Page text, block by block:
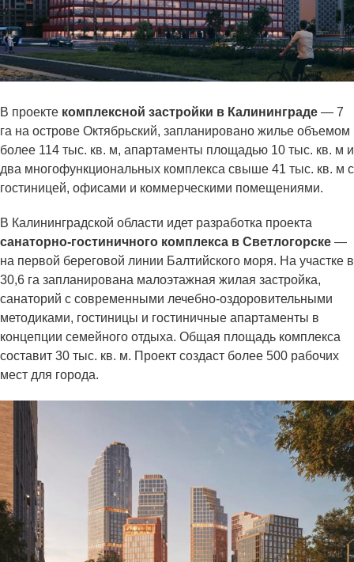
В проекте комплексной застройки в Калининграде — 7
га на острове Октябрьский, запланировано жилье объемом
более 114 тыс. кв. м, апартаменты площадью 10 тыс. кв. м и
два многофункциональных комплекса свыше 41 тыс. кв. м с
гостиницей, офисами и коммерческими помещениями.
В Калининградской области идет разработка проекта
санаторно-гостиничного комплекса в Светлогорске —
на первой береговой линии Балтийского моря. На участке в
30,6 га запланирована малоэтажная жилая застройка,
санаторий с современными лечебно-оздоровительными
методиками, гостиницы и гостиничные апартаменты в
концепции семейного отдыха. Общая площадь комплекса
составит 30 тыс. кв. м. Проект создаст более 500 рабочих
мест для города.